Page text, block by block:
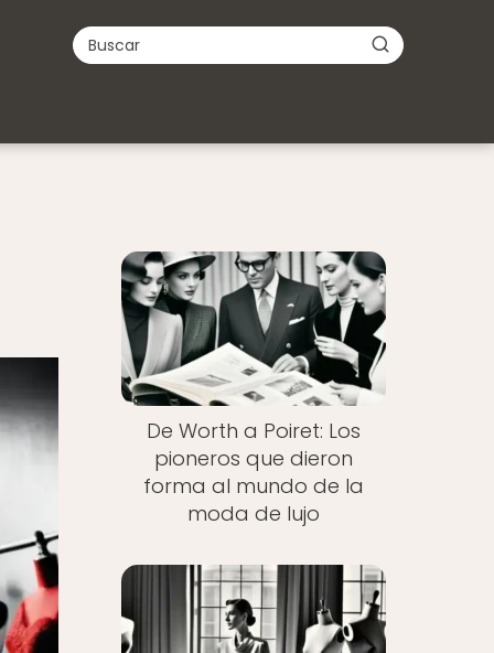
De Worth a Poiret: Los
pioneros que dieron
forma al mundo de la
moda de lujo